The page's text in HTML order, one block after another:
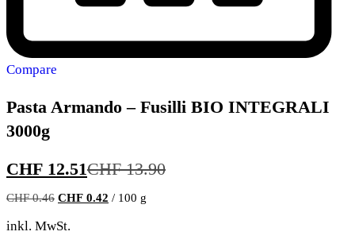
Compare
Pasta Armando – Fusilli BIO INTEGRALI
3000g
CHF 12.51CHF13.90
CHF0.46 CHF 0.42 / 100 g
inkl. MwSt.